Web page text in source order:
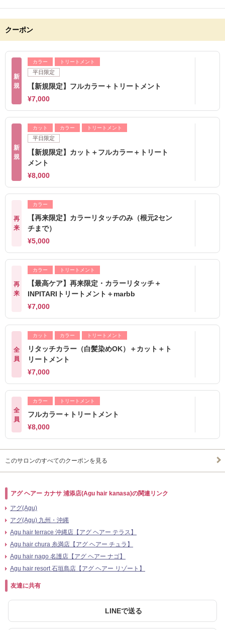
クーポン
新
規
カラー トリートメント
平日限定
【新規限定】フルカラー＋トリートメント
¥7,000
新
規
カット カラー トリートメント
平日限定
【新規限定】カット＋フルカラー＋トリート
メント
¥8,000
再
来
カラー
【再来限定】カラーリタッチのみ（根元2セン
チまで）
¥5,000
再
来
カラー トリートメント
【最高ケア】再来限定・カラーリタッチ＋
INPITARIトリートメント＋marbb
¥7,000
全
員
カット カラー トリートメント
リタッチカラー（白髪染めOK）＋カット＋ト
リートメント
¥7,000
全
員
カラー トリートメント
フルカラー＋トリートメント
¥8,000
このサロンのすべてのクーポンを見る
アグ ヘアー カナサ 浦添店(Agu hair kanasa)の関連リンク
アグ(Agu)
アグ(Agu) 九州・沖縄
Agu hair terrace 沖縄店【アグ ヘアー テラス】
Agu hair chura 糸満店【アグ ヘアー チュラ】
Agu hair nago 名護店【アグ ヘアー ナゴ】
Agu hair resort 石垣島店【アグ ヘアー リゾート】
友達に共有
LINEで送る